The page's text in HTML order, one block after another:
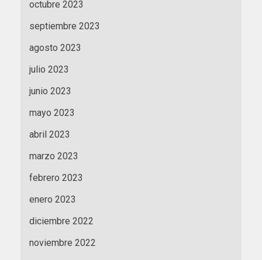
octubre 2023
septiembre 2023
agosto 2023
julio 2023
junio 2023
mayo 2023
abril 2023
marzo 2023
febrero 2023
enero 2023
diciembre 2022
noviembre 2022